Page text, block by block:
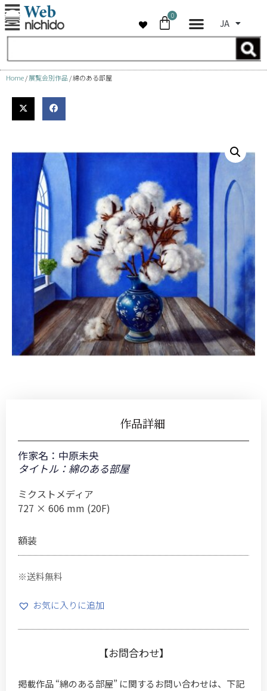
コ
テ
ン
ス
0
JA
Home/展覧会別作品 / 綿のある部屋
作品詳細
作家名： 中原未央
タイトル：綿のある部屋
ミクストメディア
727 × 606 mm (20F)
額装
※送料無料
お気に入りに追加
【お問合わせ】
掲載作品 “綿のある部屋” に関するお問い合わせは、下記